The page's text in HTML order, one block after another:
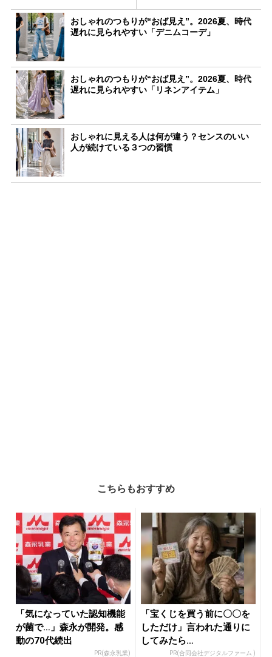
おしゃれのつもりが“おば見え”。2026夏、時代
遅れに見られやすい「デニムコーデ」
おしゃれのつもりが“おば見え”。2026夏、時代
遅れに見られやすい「リネンアイテム」
おしゃれに見える人は何が違う？センスのいい
人が続けている３つの習慣
こちらもおすすめ
「気になっていた認知機能
が菌で…」森永が開発。感
動の70代続出
PR(森永乳業)
「宝くじを買う前に〇〇を
しただけ」言われた通りに
してみたら…
PR(合同会社デジタルファーム )